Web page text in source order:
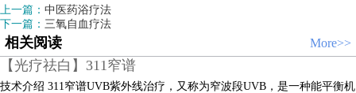
上一篇： 中医药浴疗法
下一篇： 三氧自血疗法
相关阅读 More>>
【光疗祛白】311窄谱
技术介绍 311窄谱UVB紫外线治疗，又称为窄波段UVB，是一种能平衡机